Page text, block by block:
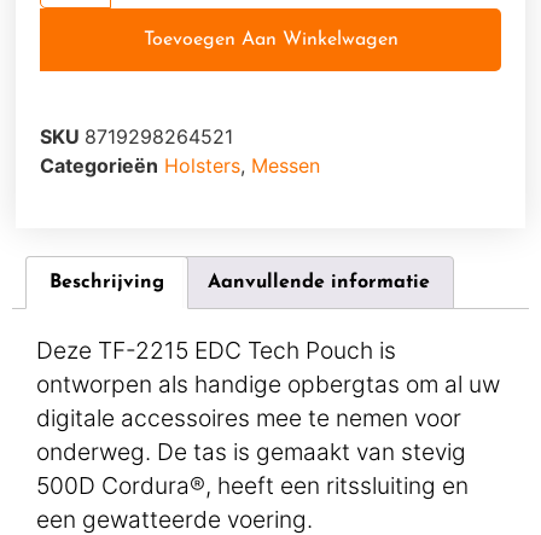
Toevoegen Aan Winkelwagen
SKU 8719298264521
Categorieën Holsters, Messen
Beschrijving Aanvullende informatie
Deze TF-2215 EDC Tech Pouch is
ontworpen als handige opbergtas om al uw
digitale accessoires mee te nemen voor
onderweg. De tas is gemaakt van stevig
500D Cordura®, heeft een ritssluiting en
een gewatteerde voering.